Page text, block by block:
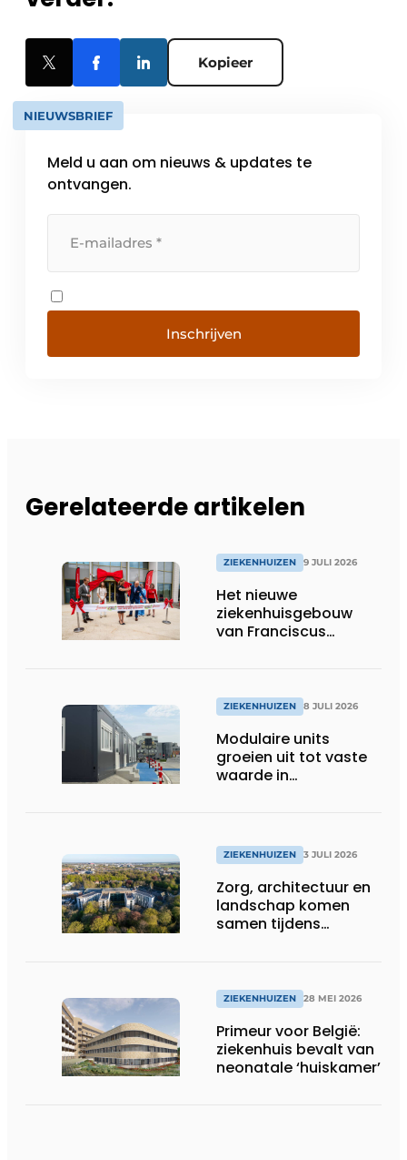
Kopieer
NIEUWSBRIEF
Meld u aan om nieuws & updates te
ontvangen.
Inschrijven
Gerelateerde artikelen
ZIEKENHUIZEN 9 JULI 2026
Het nieuwe
ziekenhuisgebouw
van Franciscus
ZIEKENHUIZEN 8 JULI 2026
Modulaire units
groeien uit tot vaste
waarde in
ZIEKENHUIZEN 3 JULI 2026
Zorg, architectuur en
landschap komen
samen tijdens
ZIEKENHUIZEN 28 MEI 2026
Primeur voor België:
ziekenhuis bevalt van
neonatale ‘huiskamer’